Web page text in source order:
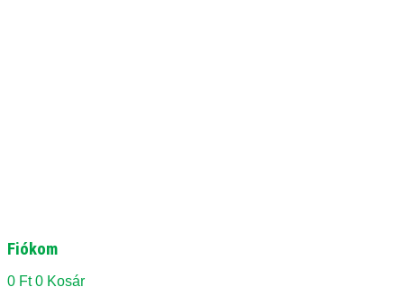
Fiókom
0 Ft 0 Kosár